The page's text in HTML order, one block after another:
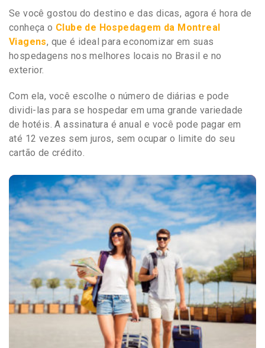
Se você gostou do destino e das dicas, agora é hora de
conheça o Clube de Hospedagem da Montreal
Viagens, que é ideal para economizar em suas
hospedagens nos melhores locais no Brasil e no
exterior.
Com ela, você escolhe o número de diárias e pode
dividi-las para se hospedar em uma grande variedade
de hotéis. A assinatura é anual e você pode pagar em
até 12 vezes sem juros, sem ocupar o limite do seu
cartão de crédito.